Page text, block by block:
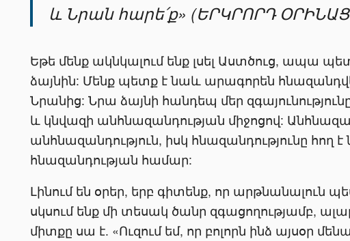
և Նրան հարե՛ք» (ԵՐԿՐՈՐԴ ՕՐԻՆԱՑ
Եթե մենք ակնկալում ենք լսել Աստծուց, ապա
ձայնին: Մենք պետք է նաև արագորեն
Նրանից: Նրա ձայնի հանդեպ մեր
և կնվազի անհնազանդության միջոցով:
անհնազանդություն, իսկ հնազանդությունը
հնազանդության համար:
Լինում են օրեր, երբ գիտենք, որ արթնանալուն
սկսում ենք մի տեսակ ծանր զգացողությամբ,
միտքը սա է. «Ուզում եմ, որ բոլորն ինձ այսօր